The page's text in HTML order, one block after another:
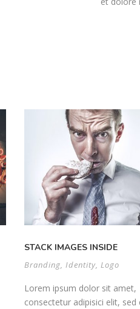
STACK IMAGES INSIDE
Branding, Identity, Logo
Lorem ipsum dolor sit amet,
consectetur adipisici elit, sed